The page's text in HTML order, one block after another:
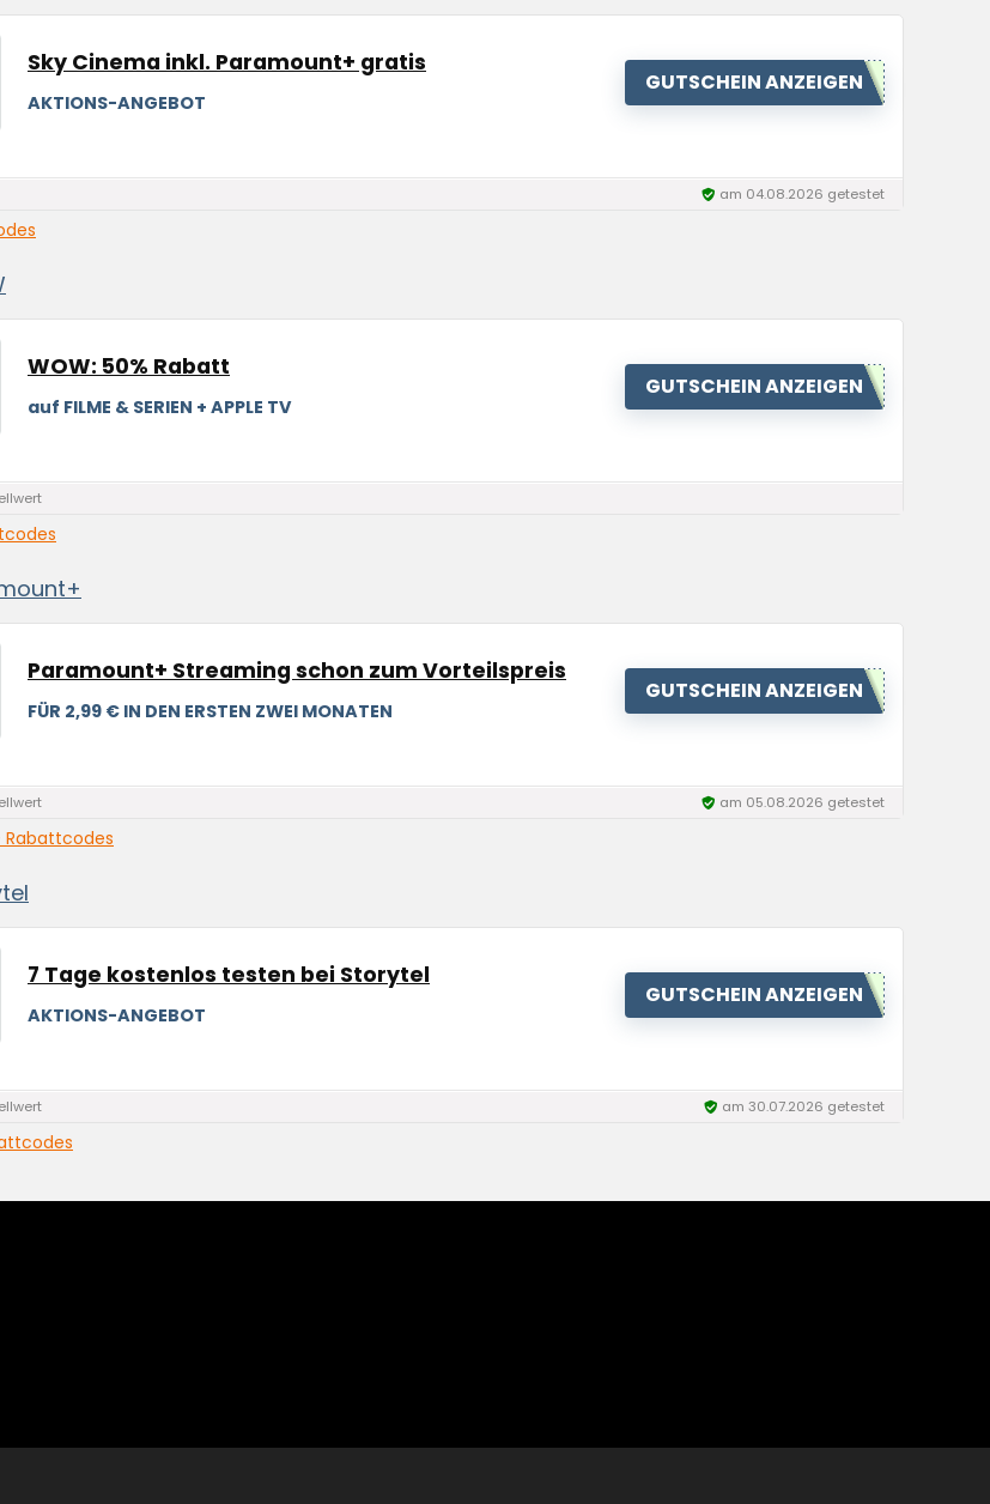
Sky Cinema inkl. Paramount+ gratis
AKTIONS-ANGEBOT
GUTSCHEIN ANZEIGEN
am 04.08.2026 getestet
WOW: 50% Rabatt
auf FILME & SERIEN + APPLE TV
GUTSCHEIN ANZEIGEN
Paramount+ Streaming schon zum Vorteilspreis
FÜR 2,99 € IN DEN ERSTEN ZWEI MONATEN
GUTSCHEIN ANZEIGEN
am 05.08.2026 getestet
7 Tage kostenlos testen bei Storytel
AKTIONS-ANGEBOT
GUTSCHEIN ANZEIGEN
am 30.07.2026 getestet